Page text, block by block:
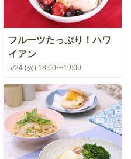
フルーツたっぷり！ハワ
イアン
5/24 (火) 18:00〜19:00